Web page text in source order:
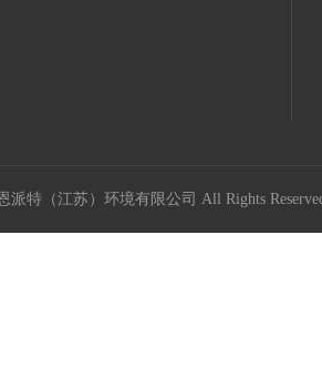
派特（江苏）环境有限公司 All Rights